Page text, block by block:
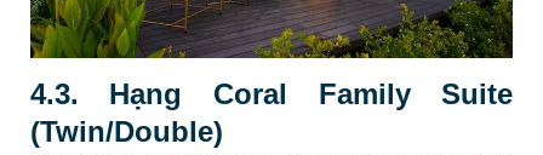
4.3. Hạng Coral Family Suite
(Twin/Double)